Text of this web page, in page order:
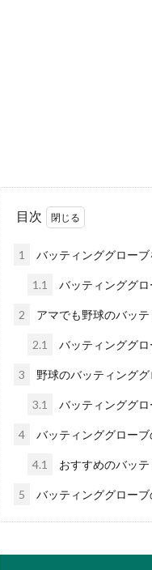
目次
1 バッティンググロー
1.1 バッティンググ
2 アマでも野球のバッ
2.1 バッティンググ
3 野球のバッティング
3.1 バッティンググ
4 バッティンググロー
4.1 おすすめのバッ
5 バッティンググロー